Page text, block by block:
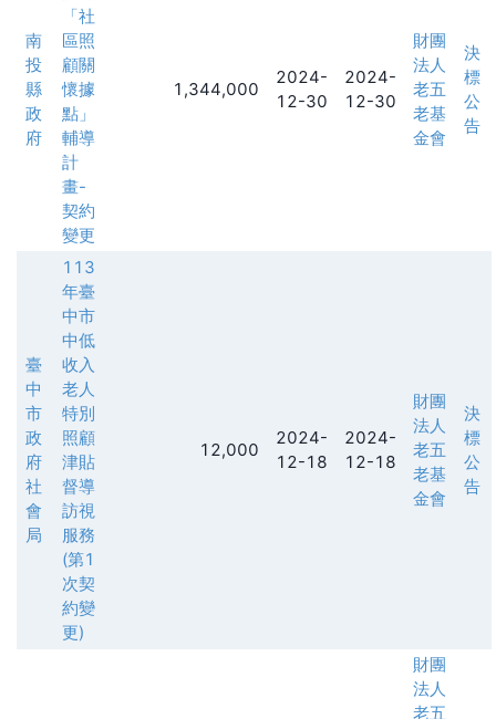
南
投
縣
政
府
「社
區照
顧關
懷據
點」
輔導
計
畫-
契約
變更
1,344,000
2024-
12-30
2024-
12-30
財團
法人
老五
老基
金會
決
標
公
告
臺
中
市
政
府
社
會
局
113
年臺
中市
中低
收入
老人
特別
照顧
津貼
督導
訪視
服務
(第1
次契
約變
更)
12,000
2024-
12-18
2024-
12-18
財團
法人
老五
老基
金會
決
標
公
告
財團
法人
老五